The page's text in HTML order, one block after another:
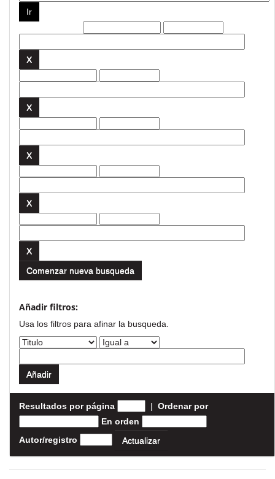
Comenzar nueva busqueda
Añadir filtros:
Usa los filtros para afinar la busqueda.
Resultados por página | Ordenar por
En orden
Autor/registro